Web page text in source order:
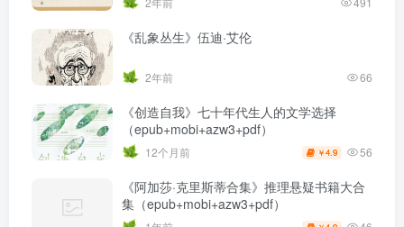
《乱象丛生》伍迪·艾伦
2年前 66
《创造自我》七十年代生人的文学选择
（epub+mobi+azw3+pdf）
12个月前 ￥4.9 56
《阿加莎·克里斯蒂合集》推理悬疑书籍大合
集（epub+mobi+azw3+pdf）